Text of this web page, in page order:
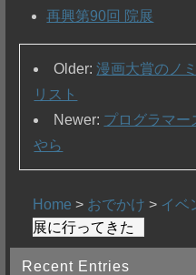
再興第90回 院展
Older:漫画大賞のノ
リスト
Newer: プログラマー
やら
Home > おでかけ > イベ
展に行ってきた
Recent Entries